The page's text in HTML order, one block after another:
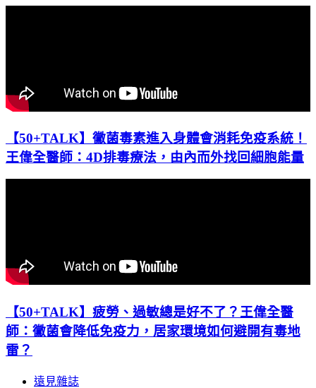
【50+TALK】黴菌毒素進入身體會消耗免疫系統！
王偉全醫師：4D排毒療法，由內而外找回細胞能量
【50+TALK】疲勞、過敏總是好不了？王偉全醫
師：黴菌會降低免疫力，居家環境如何避開有毒地
雷？
遠見雜誌